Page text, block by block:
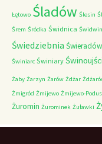
Łętowo Śladów Ślesin
Śrem Śródka Świdnica Świdwin
Świedziebnia
Świniarc Świniary
Żaby Żarzyn Żarów Żdżar
Żmigród Żmijewo Żmijewo-
Żuromin Żurominek Żuławki